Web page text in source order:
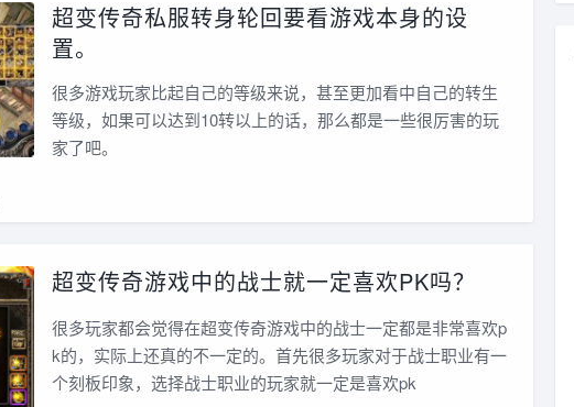
超变传奇私服转身轮回要看游戏本身的设
置。
很多游戏玩家比起自己的等级来说，甚至更加看中自己的转生
等级，如果可以达到10转以上的话，那么都是一些很厉害的玩
家了吧。
超变传奇游戏中的战士就一定喜欢PK吗？
很多玩家都会觉得在超变传奇游戏中的战士一定都是非常喜欢p
k的，实际上还真的不一定的。首先很多玩家对于战士职业有一
个刻板印象，选择战士职业的玩家就一定是喜欢pk